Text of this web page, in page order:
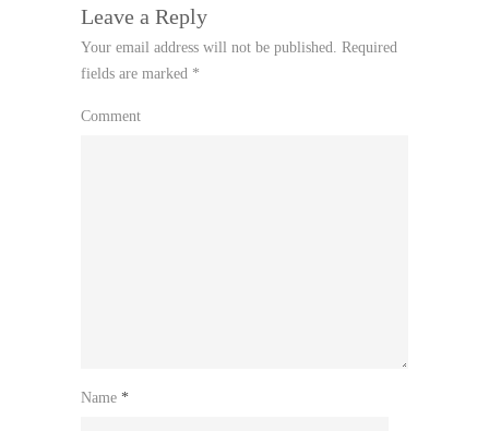
Leave a Reply
Your email address will not be published. Required
fields are marked *
Comment
Name *